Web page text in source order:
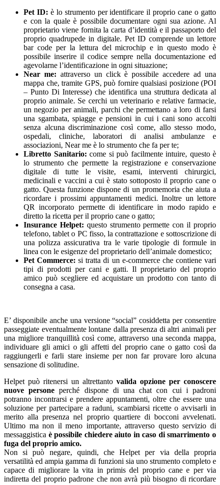
Pet ID: è lo strumento per identificare il proprio cane o gatto
e con la quale è possibile documentare ogni sua azione. Al
proprietario viene fornita la carta d’identità e il passaporto del
proprio quadrupede in digitale. Pet ID comprende un lettore
bar code per la lettura del microchip e in questo modo è
possibile inserire il codice sempre nella documentazione ed
agevolarne l’identificazione in ogni situazione;
Near me: attraverso un click è possibile accedere ad una
mappa che, tramite GPS, può fornire qualsiasi posizione (POI
– Punto Di Interesse) che identifica una struttura dedicata al
proprio animale. Se cerchi un veterinario e relative farmacie,
un negozio per animali, parchi che permettano a loro di farsi
una sgambata, spiagge e pensioni in cui i cani sono accolti
senza alcuna discriminazione così come, allo stesso modo,
ospedali, cliniche, laboratori di analisi ambulanze e
associazioni, Near me è lo strumento che fa per te;
Libretto Sanitario: come si può facilmente intuire, questo è
lo strumento che permette la registrazione e conservazione
digitale di tutte le visite, esami, interventi chirurgici,
medicinali e vaccini a cui è stato sottoposto il proprio cane o
gatto. Questa funzione dispone di un promemoria che aiuta a
ricordare i prossimi appuntamenti medici. Inoltre un lettore
QR incorporato permette di identificare in modo rapido e
diretto la ricetta per il proprio cane o gatto;
Insurance Helpet: questo strumento permette con il proprio
telefono, tablet o PC fisso, la contrattazione e sottoscrizione di
una polizza assicurativa tra le varie tipologie di formule in
linea con le esigenze del proprietario dell’animale domestico;
Pet Commerce: si tratta di un e-commerce che contiene vari
tipi di prodotti per cani e gatti. Il proprietario del proprio
amico può scegliere ed acquistare un prodotto con tanto di
consegna a casa.
E’ disponibile anche una versione “social” cosiddetta per consentire
passeggiate eventualmente lontane dalla presenza di altri animali per
una migliore tranquillità così come, attraverso una seconda mappa,
individuare gli amici o gli affetti del proprio cane o gatto così da
raggiungerli e farli stare insieme per non far provare loro alcuna
sensazione di solitudine.
Helpet può ritenersi un altrettanto valida opzione per conoscere
nuove persone perché dispone di una chat con cui i padroni
potranno incontrarsi e prendere appuntamenti, oltre che essere una
soluzione per partecipare a raduni, scambiarsi ricette o avvisarli in
merito alla presenza nel proprio quartiere di bocconi avvelenati.
Ultimo ma non il meno importante, attraverso questo servizio di
messaggistica è possibile chiedere aiuto in caso di smarrimento o
fuga del proprio amico.
Non si può negare, quindi, che Helpet per via della propria
versatilità ed ampia gamma di funzioni sia uno strumento completo e
capace di migliorare la vita in primis del proprio cane e per via
indiretta del proprio padrone che non avrà più bisogno di ricordare